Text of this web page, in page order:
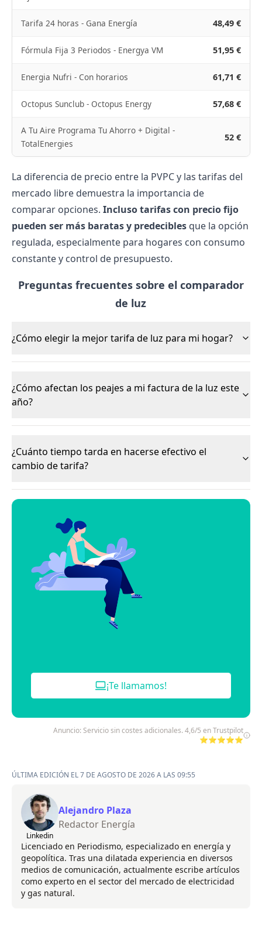
Tarifa 24 horas - Gana Energía 48,49 €
Fórmula Fija 3 Periodos - Energya VM 51,95 €
Energia Nufri - Con horarios 61,71 €
Octopus Sunclub - Octopus Energy 57,68 €
A Tu Aire Programa Tu Ahorro + Digital -
TotalEnergies
52 €
La diferencia de precio entre la PVPC y las tarifas del
mercado libre demuestra la importancia de
comparar opciones. Incluso tarifas con precio fijo
pueden ser más baratas y predecibles que la opción
regulada, especialmente para hogares con consumo
constante y control de presupuesto.
Preguntas frecuentes sobre el comparador
de luz
¿Cómo elegir la mejor tarifa de luz para mi hogar?
¿Cómo afectan los peajes a mi factura de la luz este
año?
¿Cuánto tiempo tarda en hacerse efectivo el
cambio de tarifa?
¡Te llamamos!
Anuncio: Servicio sin costes adicionales. 4,6/5 en Trustpilot
⭐⭐⭐⭐⭐
ÚLTIMA EDICIÓN EL 7 DE AGOSTO DE 2026 A LAS 09:55
Linkedin
Alejandro Plaza
Redactor Energía
Licenciado en Periodismo, especializado en energía y
geopolítica. Tras una dilatada experiencia en diversos
medios de comunicación, actualmente escribe artículos
como experto en el sector del mercado de electricidad
y gas natural.